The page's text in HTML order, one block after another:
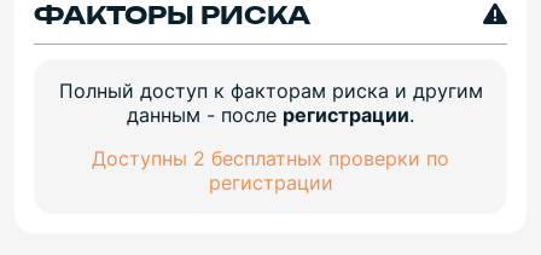
ФАКТОРЫ РИСКА
Полный доступ к факторам риска и другим
данным - после регистрации.
Доступны 2 бесплатных проверки по
регистрации